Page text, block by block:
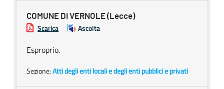
COMUNE DI VERNOLE (Lecce)
Scarica Ascolta
Esproprio.
Sezione:Atti degli enti locali e degli enti pubblici e privati